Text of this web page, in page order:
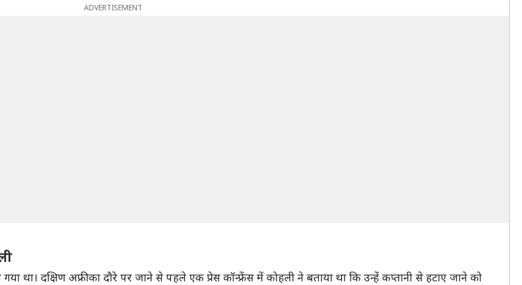
ADVERTISEMENT
था। दक्षिण अफ्रीका दौरे पर जाने से पहले एक प्रेस कॉन्फ्रेंस में कोहली ने बताया था कि उन्हें कप्तानी से हटाए जाने को